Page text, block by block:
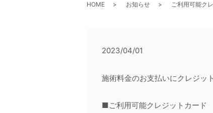
HOME お知らせ ご利用可能ク
2023/04/01
施術料金のお支払いにクレジッ
■ご利用可能クレジットカード